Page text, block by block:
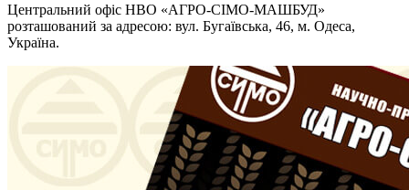
Центральний офіс НВО «АГРО-СІМО-МАШБУД»
розташований за адресою: вул. Бугаївська, 46, м. Одеса,
Україна.